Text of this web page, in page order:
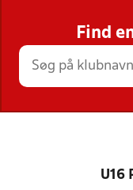
STILLINGER,
Find
U16